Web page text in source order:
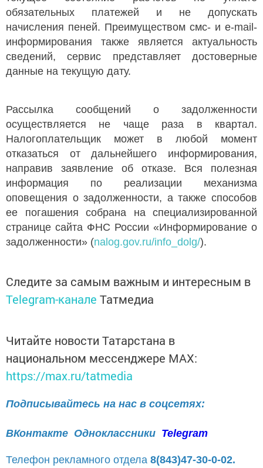
обязательных платежей и не допускать
начисления пеней. Преимуществом смс- и e-mail-
информирования также является актуальность
сведений, сервис представляет достоверные
данные на текущую дату.
Рассылка сообщений о задолженности
осуществляется не чаще раза в квартал.
Налогоплательщик может в любой момент
отказаться от дальнейшего информирования,
направив заявление об отказе. Вся полезная
информация по реализации механизма
оповещения о задолженности, а также способов
ее погашения собрана на специализированной
странице сайта ФНС России «Информирование о
задолженности» (nalog.gov.ru/info_dolg/).
Следите за самым важным и интересным в
Telegram-канале Татмедиа
Читайте новости Татарстана в
национальном мессенджере MАХ:
https://max.ru/tatmedia
Подписывайтесь на нас в соцсетях:
ВКонтакте Одноклассники Telegram
Телефон рекламного отдела 8(843)47-30-0-02.